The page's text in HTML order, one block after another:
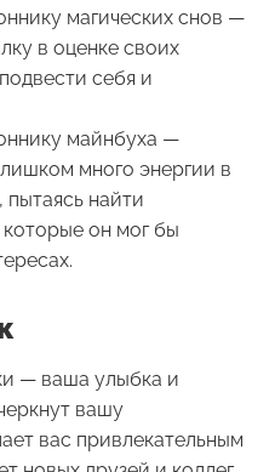
магических снов —
в оценке своих
себя и
майнбуха —
много энергии в
найти
он мог бы
— ваша улыбка и
вашу
вас привлекательным